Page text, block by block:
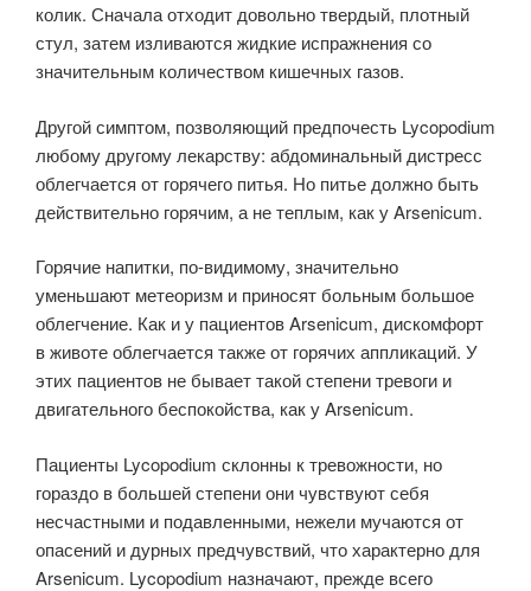
колик. Сначала отходит довольно твердый, плотный
стул, затем изливаются жидкие испражнения со
значитель­ным количеством кишечных газов.
Другой симптом, позволяющий предпочесть Lycopodium
любому друго­му лекарству: абдоминальный дистресс
облегчается от горячего питья. Но питье должно быть
действительно горячим, а не теплым, как у Arsenicum.
Горячие напитки, по-видимому, значительно
уменьшают метеоризм и прино­сят больным большое
облегчение. Как и у пациентов Arsenicum, дискомфорт
в животе облегчается также от горячих аппликаций. У
этих пациентов не бывает такой степени тревоги и
двигательного бес­покойства, как у Arsenicum.
Пациенты Lycopodium склонны к тревожности, но
гораздо в большей степени они чувствуют себя
несчастными и подавлен­ными, нежели мучаются от
опасений и дурных предчувствий, что характер­но для
Arsenicum. Lycopodium назначают, прежде всего